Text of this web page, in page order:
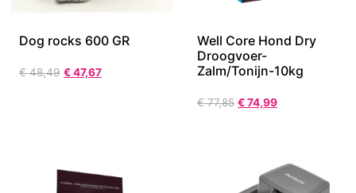
Dog rocks 600 GR
€48,49 €47,67
Well Core Hond Dry
Droogvoer-
Zalm/Tonijn-10kg
€77,85 €74,99